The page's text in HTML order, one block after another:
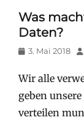
Was
Daten?
Posted
3. Mai 2018
Wir alle
geben
verteilen